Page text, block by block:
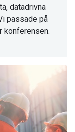
datadrivna
passade på
konferensen.